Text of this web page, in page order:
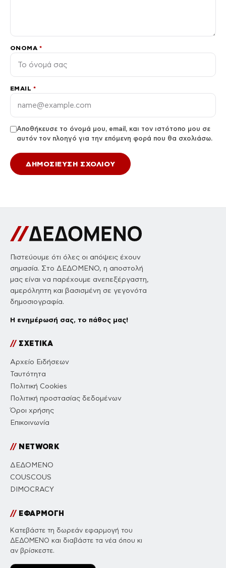
ΌΝΟΜΑ *
EMAIL *
Αποθήκευσε το όνομά μου, email, και τον ιστότοπο μου σε
αυτόν τον πλοηγό για την επόμενη φορά που θα σχολιάσω.
Πιστεύουμε ότι όλες οι απόψεις έχουν
σημασία. Στο ΔΕΔΟΜΕΝΟ, η αποστολή
μας είναι να παρέχουμε ανεπεξέργαστη,
αμερόληπτη και βασισμένη σε γεγονότα
δημοσιογραφία.
Η ενημέρωσή σας, το πάθος μας!
//ΣΧΕΤΙΚΑ
Αρχείο Ειδήσεων
Ταυτότητα
Πολιτική Cookies
Πολιτική προστασίας δεδομένων
Όροι χρήσης
Επικοινωνία
//NETWORK
ΔΕΔΟΜΕΝΟ
COUSCOUS
DIMOCRACY
//ΕΦΑΡΜΟΓΗ
Κατεβάστε τη δωρεάν εφαρμογή του
ΔΕΔΟΜΕΝΟ και διαβάστε τα νέα όπου κι
αν βρίσκεστε.